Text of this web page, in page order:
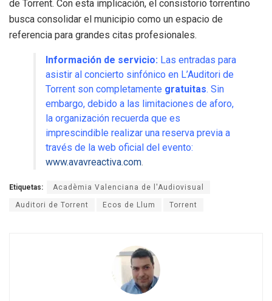
de Torrent. Con esta implicación, el consistorio torrentino
busca consolidar el municipio como un espacio de
referencia para grandes citas profesionales.
Información de servicio: Las entradas para
asistir al concierto sinfónico en L’Auditori de
Torrent son completamente gratuitas. Sin
embargo, debido a las limitaciones de aforo,
la organización recuerda que es
imprescindible realizar una reserva previa a
través de la web oficial del evento:
www.avavreactiva.com.
Etiquetas: Acadèmia Valenciana de l'Audiovisual
Auditori de Torrent Ecos de Llum Torrent